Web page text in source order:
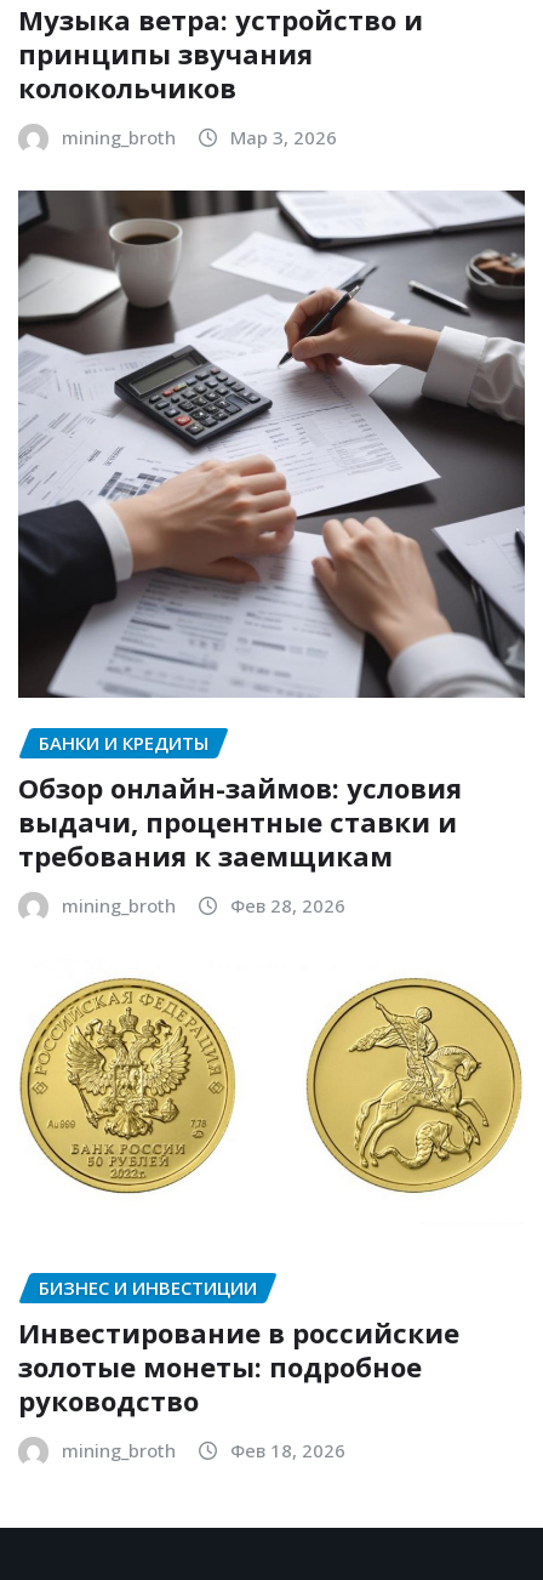
Музыка ветра: устройство и
принципы звучания
колокольчиков
mining_broth Мар 3, 2026
БАНКИ И КРЕДИТЫ
Обзор онлайн-займов: условия
выдачи, процентные ставки и
требования к заемщикам
mining_broth Фев 28, 2026
БИЗНЕС И ИНВЕСТИЦИИ
Инвестирование в российские
золотые монеты: подробное
руководство
mining_broth Фев 18, 2026